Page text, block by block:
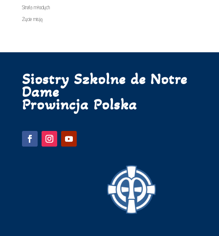
Strefa młodych
Życie misją
Siostry Szkolne de Notre
Dame
Prowincja Polska